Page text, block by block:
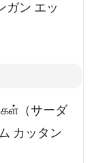
ガン エッ
（サーダ
カッタン